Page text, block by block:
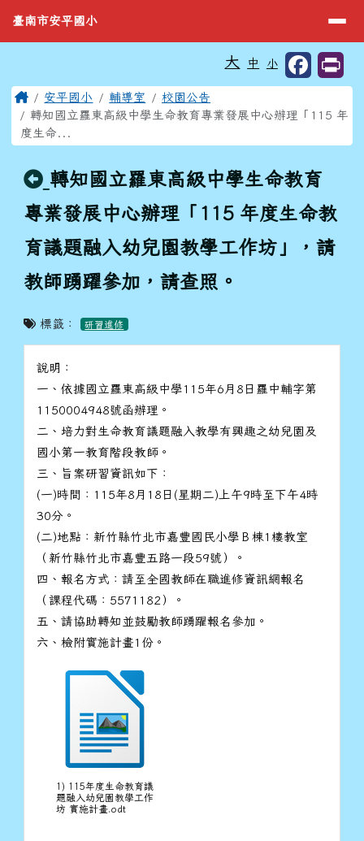
臺南市安平國小
導覽列
臺南市安平國小
⏸
大 中 小
主內容區域
Home安平國小 輔導室
校園公告
轉知國立羅東高級中學生命教育專業發展中心辦理「115 年
度生命...
回上頁
轉知國立羅東高級中學生命教育
專業發展中心辦理「115 年度生命教
育議題融入幼兒園教學工作坊」，請
教師踴躍參加，請查照。
標籤： 研習進修
說明：
一、依據國立羅東高級中學115年6月8日羅中輔字第
1150004948號函辦理。
二、培力對生命教育議題融入教學有興趣之幼兒園及
國小第一教育階段教師。
三、旨案研習資訊如下：
(一)時間：115年8月18日(星期二)上午9時至下午4時
30分。
(二)地點：新竹縣竹北市嘉豐國民小學Ｂ棟1樓教室
（新竹縣竹北市嘉豐五路一段59號）。
四、報名方式：請至全國教師在職進修資訊網報名
（課程代碼：5571182）。
五、請協助轉知並鼓勵教師踴躍報名參加。
六、檢附實施計畫1份。
1) 115年度生命教育議
題融入幼兒園教學工作
坊 實施計畫.odt
頁尾區域